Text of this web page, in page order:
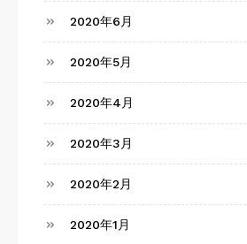
2020年6月
2020年5月
2020年4月
2020年3月
2020年2月
2020年1月